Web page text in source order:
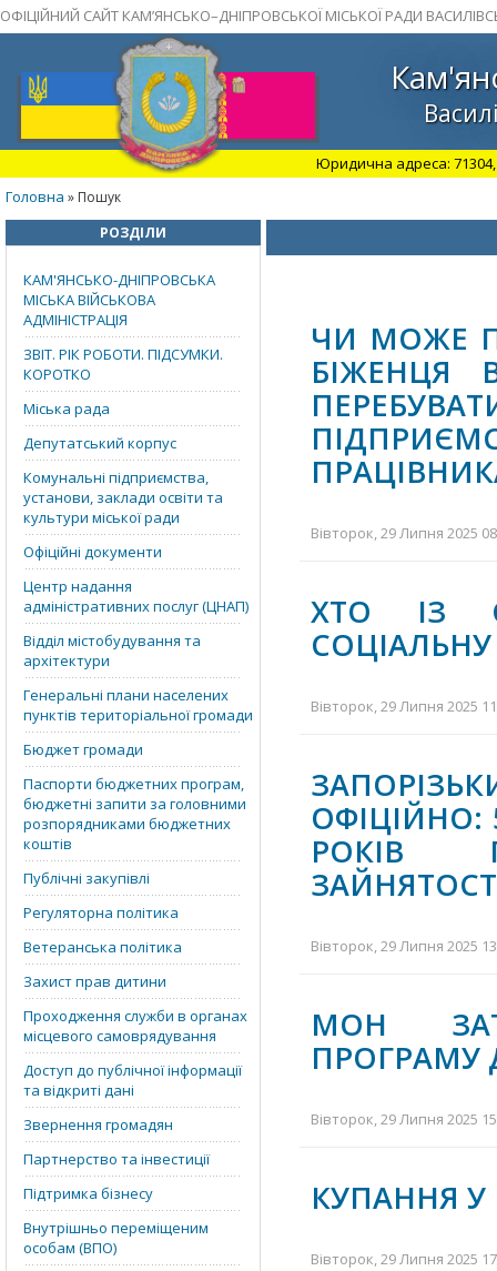
ОФІЦІЙНИЙ САЙТ КАМ’ЯНСЬКО–ДНІПРОВСЬКОЇ МІСЬКОЇ РАДИ
Юридична адреса: 71304,
Головна » Пошук
РОЗДІЛИ
КАМ'ЯНСЬКО-ДНІПРОВСЬКА
МІСЬКА ВІЙСЬКОВА
АДМІНІСТРАЦІЯ
ЗВІТ. РІК РОБОТИ. ПІДСУМКИ.
КОРОТКО
Міська рада
Депутатський корпус
Комунальні підприємства,
установи, заклади освіти та
культури міської ради
Офіційні документи
Центр надання
адміністративних послуг (ЦНАП)
Відділ містобудування та
архітектури
Генеральні плани населених
пунктів територіальної громади
Бюджет громади
Паспорти бюджетних програм,
бюджетні запити за головними
розпорядниками бюджетних
коштів
Публічні закупівлі
Регуляторна політика
Ветеранська політика
Захист прав дитини
Проходження служби в органах
місцевого самоврядування
Доступ до публічної інформації
та відкриті дані
Звернення громадян
Партнерство та інвестиції
Підтримка бізнесу
Внутрішньо переміщеним
особам (ВПО)
ЧИ МОЖЕ
БІЖЕНЦЯ
Вівторок, 29 Липня 2025
ХТО ІЗ
Вівторок, 29 Липня 2025
РОКІВ
Вівторок, 29 Липня 2025
МОН
ПРОГРАМУ
Вівторок, 29 Липня 2025
КУПАННЯ
Вівторок, 29 Липня 2025